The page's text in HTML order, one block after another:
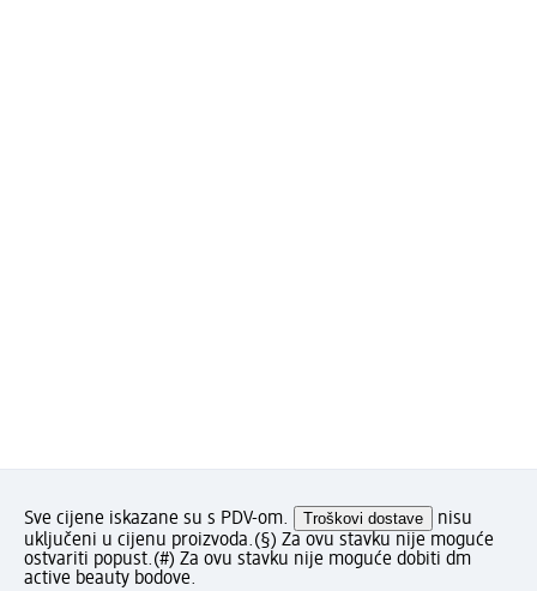
Sve cijene iskazane su s PDV-om. Troškovi dostave
nisu
uključeni u cijenu proizvoda.(§) Za ovu stavku nije moguće
ostvariti popust.(#) Za ovu stavku nije moguće dobiti dm
active beauty bodove.